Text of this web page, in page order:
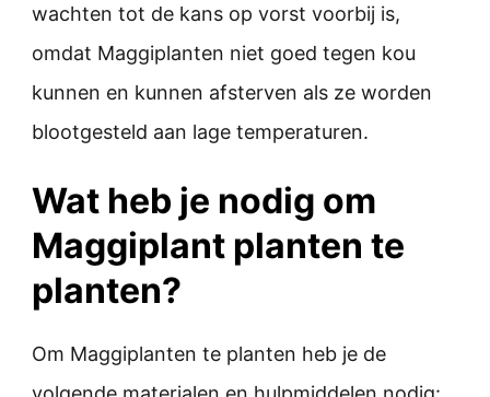
wachten tot de kans op vorst voorbij is,
omdat Maggiplanten niet goed tegen kou
kunnen en kunnen afsterven als ze worden
blootgesteld aan lage temperaturen.
Wat heb je nodig om
Maggiplant planten te
planten?
Om Maggiplanten te planten heb je de